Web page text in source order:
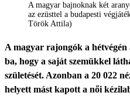
A magyar bajnoknak két
az ezüsttel a budapesti
Török Attila)
A magyar rajongók a
ba, hogy a saját szemükkel
születését. Azonban a 20 022
helyett mást kapott a női